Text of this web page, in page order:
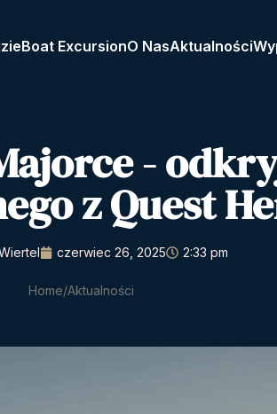
Boat ExcursionO NasAktualności
-
z Quest
czerwiec 26, 2025 2:33 pm
Home Aktualności